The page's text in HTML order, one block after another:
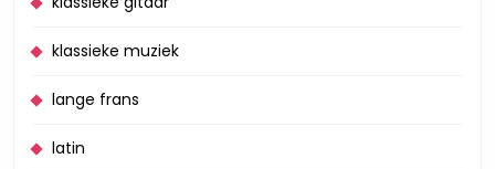
klassieke muziek
lange frans
latin